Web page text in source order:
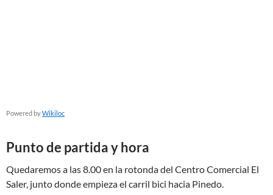
Powered byWikiloc
Punto de partida y hora
Quedaremos a las 8.00 en la rotonda del Centro Comercial El
Saler, junto donde empieza el carril bici hacia Pinedo.